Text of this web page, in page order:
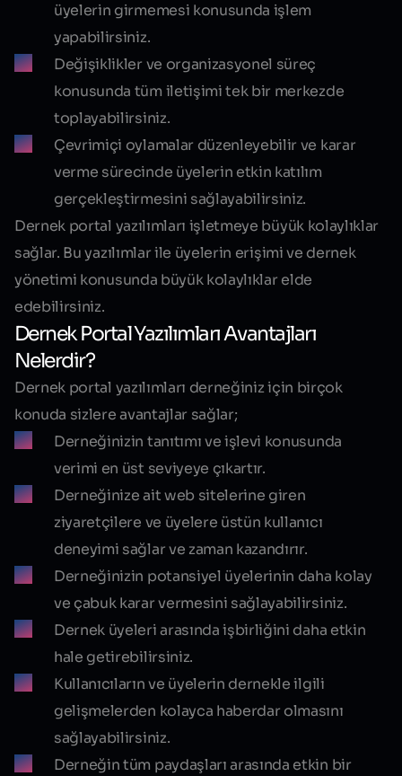
üyelerin girmemesi konusunda işlem
yapabilirsiniz.
Değişiklikler ve organizasyonel süreç
konusunda tüm iletişimi tek bir merkezde
toplayabilirsiniz.
Çevrimiçi oylamalar düzenleyebilir ve karar
verme sürecinde üyelerin etkin katılım
gerçekleştirmesini sağlayabilirsiniz.
Dernek portal yazılımları işletmeye büyük kolaylıklar
sağlar. Bu yazılımlar ile üyelerin erişimi ve dernek
yönetimi konusunda büyük kolaylıklar elde
edebilirsiniz.
Dernek Portal Yazılımları Avantajları
Nelerdir?
Dernek portal yazılımları derneğiniz için birçok
konuda sizlere avantajlar sağlar;
Derneğinizin tanıtımı ve işlevi konusunda
verimi en üst seviyeye çıkartır.
Derneğinize ait web sitelerine giren
ziyaretçilere ve üyelere üstün kullanıcı
deneyimi sağlar ve zaman kazandırır.
Derneğinizin potansiyel üyelerinin daha kolay
ve çabuk karar vermesini sağlayabilirsiniz.
Dernek üyeleri arasında işbirliğini daha etkin
hale getirebilirsiniz.
Kullanıcıların ve üyelerin dernekle ilgili
gelişmelerden kolayca haberdar olmasını
sağlayabilirsiniz.
Derneğin tüm paydaşları arasında etkin bir